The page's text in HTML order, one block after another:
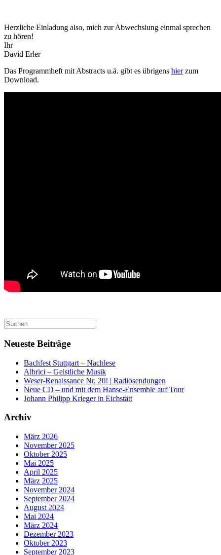
Herzliche Einladung also, mich zur Abwechslung einmal sprechen
zu hören!
Ihr
David Erler
Das Programmheft mit Abstracts u.ä. gibt es übrigens hierzum
Download.
Suchen
nach:
Neueste Beiträge
Bachfest Stuttgart – Nachlese
Albrici – Geistliche Musik
Weser-Renaissance Nr. 20! | Radiosendungen
Neue CD – und mit dem Hanse-Ensemble auf Tour
Johann Philipp Krieger in Eichstätt
Archiv
März 2026
November 2025
Oktober 2025
Mai 2025
April 2025
März 2025
November 2024
September 2024
August 2024
Mai 2024
März 2024
Dezember 2023
Oktober 2023
September 2023